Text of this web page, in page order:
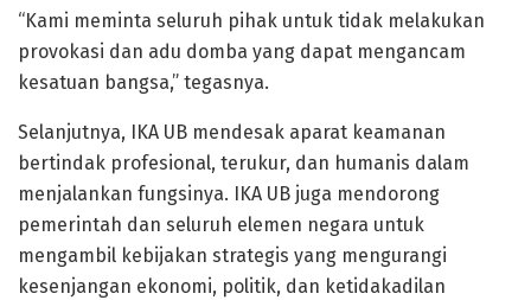
“Kami meminta seluruh pihak untuk tidak melakukan
provokasi dan adu domba yang dapat mengancam
kesatuan bangsa,” tegasnya.
Selanjutnya, IKA UB mendesak aparat keamanan
bertindak profesional, terukur, dan humanis dalam
menjalankan fungsinya. IKA UB juga mendorong
pemerintah dan seluruh elemen negara untuk
mengambil kebijakan strategis yang mengurangi
kesenjangan ekonomi, politik, dan ketidakadilan